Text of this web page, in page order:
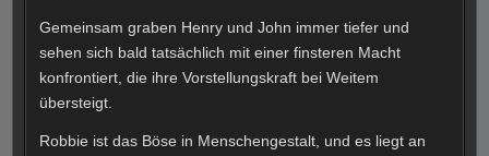
Gemeinsam graben Henry und John immer tiefer und
sehen sich bald tatsächlich mit einer finsteren Macht
konfrontiert, die ihre Vorstellungskraft bei Weitem
übersteigt.
Robbie ist das Böse in Menschengestalt, und es liegt an